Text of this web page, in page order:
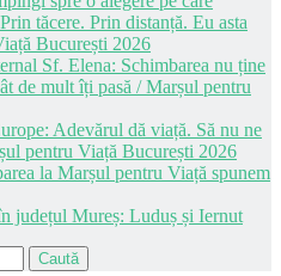
tăcere. Prin distanță. Eu asta
București 2026
Sf. Elena: Schimbarea nu ține
de mult îți pasă / Marșul pentru
Adevărul dă viață. Să nu ne
pentru Viață București 2026
la Marșul pentru Viață spunem
județul Mureș: Luduș și Iernut
Caută